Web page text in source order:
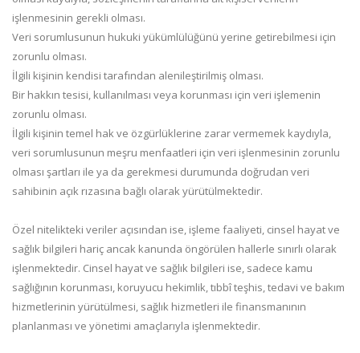
işlenmesinin gerekli olması.
Veri sorumlusunun hukuki yükümlülüğünü yerine getirebilmesi için
zorunlu olması.
İlgili kişinin kendisi tarafından alenileştirilmiş olması.
Bir hakkın tesisi, kullanılması veya korunması için veri işlemenin
zorunlu olması.
İlgili kişinin temel hak ve özgürlüklerine zarar vermemek kaydıyla,
veri sorumlusunun meşru menfaatleri için veri işlenmesinin zorunlu
olması şartları ile ya da gerekmesi durumunda doğrudan veri
sahibinin açık rızasına bağlı olarak yürütülmektedir.
Özel nitelikteki veriler açısından ise, işleme faaliyeti, cinsel hayat ve
sağlık bilgileri hariç ancak kanunda öngörülen hallerle sınırlı olarak
işlenmektedir. Cinsel hayat ve sağlık bilgileri ise, sadece kamu
sağlığının korunması, koruyucu hekimlik, tıbbî teşhis, tedavi ve bakım
hizmetlerinin yürütülmesi, sağlık hizmetleri ile finansmanının
planlanması ve yönetimi amaçlarıyla işlenmektedir.